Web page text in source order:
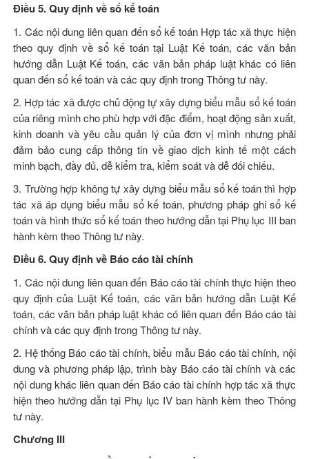
Điều 5. Quy định về sổ kế toán
1. Các nội dung liên quan đến sổ kế toán Hợp tác xã thực hiện
theo quy định về sổ kế toán tại Luật Kế toán, các văn bản
hướng dẫn Luật Kế toán, các văn bản pháp luật khác có liên
quan đến sổ kế toán và các quy định trong Thông tư này.
2. Hợp tác xã được chủ động tự xây dựng biểu mẫu sổ kế toán
của riêng mình cho phù hợp với đặc điểm, hoạt động sản xuất,
kinh doanh và yêu cầu quản lý của đơn vị mình nhưng phải
đảm bảo cung cấp thông tin về giao dịch kinh tế một cách
minh bạch, đầy đủ, dễ kiểm tra, kiểm soát và dễ đối chiếu.
3. Trường hợp không tự xây dựng biểu mẫu sổ kế toán thì hợp
tác xã áp dụng biểu mẫu sổ kế toán, phương pháp ghi sổ kế
toán và hình thức sổ kế toán theo hướng dẫn tại Phụ lục III ban
hành kèm theo Thông tư này.
Điều 6. Quy định về Báo cáo tài chính
1. Các nội dung liên quan đến Báo cáo tài chính thực hiện theo
quy định của Luật Kế toán, các văn bản hướng dẫn Luật Kế
toán, các văn bản pháp luật khác có liên quan đến Báo cáo tài
chính và các quy định trong Thông tư này.
2. Hệ thống Báo cáo tài chính, biểu mẫu Báo cáo tài chính, nội
dung và phương pháp lập, trình bày Báo cáo tài chính và các
nội dung khác liên quan đến Báo cáo tài chính hợp tác xã thực
hiện theo hướng dẫn tại Phụ lục IV ban hành kèm theo Thông
tư này.
Chương III